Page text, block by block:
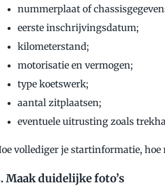
nummerplaat of
eerste inschrijvingsdatum;
kilometerstand;
motorisatie en vermogen;
type koetswerk;
aantal zitplaatsen;
eventuele uitrusting zoals
vollediger je startinformatie,
Maak duidelijke foto’s